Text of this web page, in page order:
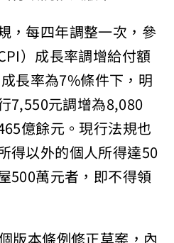
，每四年調整一次，參
）成長率調增給付額
長率為7%條件下，明
7,550元調增為8,080
億餘元。現行法規也
得以外的個人所得達50
500萬元者，即不得領